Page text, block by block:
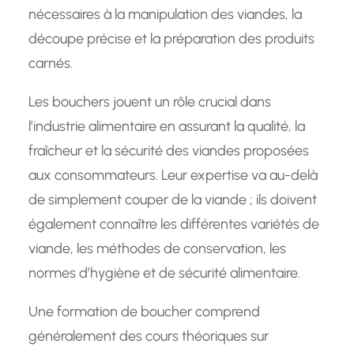
nécessaires à la manipulation des viandes, la
découpe précise et la préparation des produits
carnés.
Les bouchers jouent un rôle crucial dans
l’industrie alimentaire en assurant la qualité, la
fraîcheur et la sécurité des viandes proposées
aux consommateurs. Leur expertise va au-delà
de simplement couper de la viande ; ils doivent
également connaître les différentes variétés de
viande, les méthodes de conservation, les
normes d’hygiène et de sécurité alimentaire.
Une formation de boucher comprend
généralement des cours théoriques sur